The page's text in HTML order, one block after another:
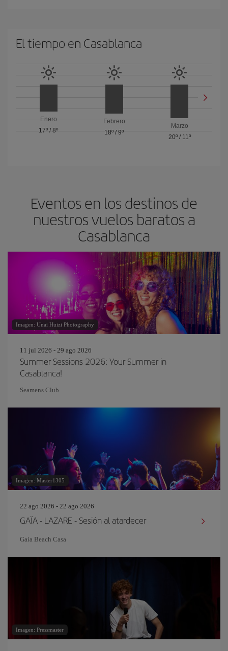
El tiempo en Casablanca
Enero
17º /8º
Febrero
18º/ 9º
Marzo
20º/ 11º
Eventos en los destinos de
nuestros vuelos baratos a
Casablanca
Imagen: Unai Huizi Photography
11 jul 2026 - 29 ago 2026
Summer Sessions 2026: Your Summer in
Casablanca!
Seamens Club
Imagen: Master1305
22 ago 2026 - 22 ago 2026
GAÏA - LAZARE - Sesión al atardecer
Gaia Beach Casa
Imagen: Pressmaster